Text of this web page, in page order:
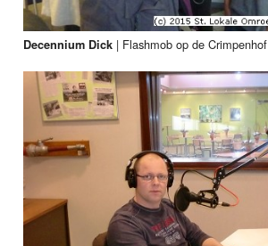
Decennium Dick | Flashmob op de Crimpenhof